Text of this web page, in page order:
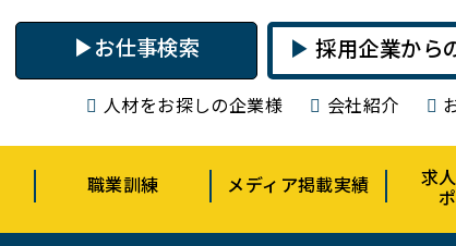
お仕事検索 採用企業から
人材をお探しの企業様 会社紹介
職業訓練 メディア掲載実績 求